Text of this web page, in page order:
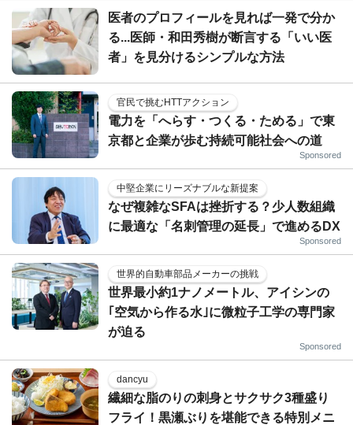
医者のプロフィールを見れば一発で分か
る...医師・和田秀樹が断言する「いい医
者」を見分けるシンプルな方法
官民で挑むHTTアクション
電力を「へらす・つくる・ためる」で東
京都と企業が歩む持続可能社会への道
Sponsored
中堅企業にリーズナブルな新提案
なぜ複雑なSFAは挫折する？少人数組織
に最適な「名刺管理の延長」で進めるDX
Sponsored
世界的自動車部品メーカーの挑戦
世界最小約1ナノメートル、アイシンの
｢空気から作る水｣に微粒子工学の専門家
が迫る
Sponsored
dancyu
繊細な脂のりの刺身とサクサク3種盛り
フライ！黒瀬ぶりを堪能できる特別メニ